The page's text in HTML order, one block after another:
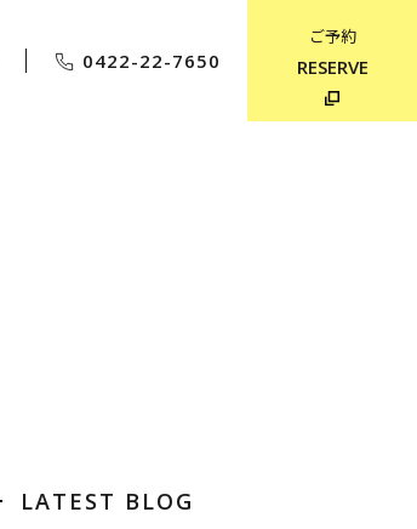
0422-22-7650
ご予約
RESERVE
LATEST BLOG